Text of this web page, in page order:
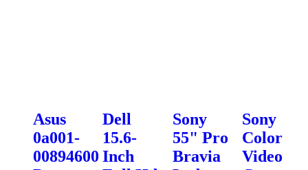
Asus
0a001-
00894600
Dell
15.6-
Inch
Sony
55" Pro
Bravia
Sony
Color
Video